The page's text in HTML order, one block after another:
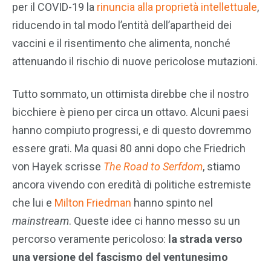
per il COVID-19 la rinuncia alla proprietà intellettuale,
riducendo in tal modo l’entità dell’apartheid dei
vaccini e il risentimento che alimenta, nonché
attenuando il rischio di nuove pericolose mutazioni.
Tutto sommato, un ottimista direbbe che il nostro
bicchiere è pieno per circa un ottavo. Alcuni paesi
hanno compiuto progressi, e di questo dovremmo
essere grati. Ma quasi 80 anni dopo che Friedrich
von Hayek scrisse The Road to Serfdom, stiamo
ancora vivendo con eredità di politiche estremiste
che lui e Milton Friedman hanno spinto nel
mainstream. Queste idee ci hanno messo su un
percorso veramente pericoloso: la strada verso
una versione del fascismo del ventunesimo